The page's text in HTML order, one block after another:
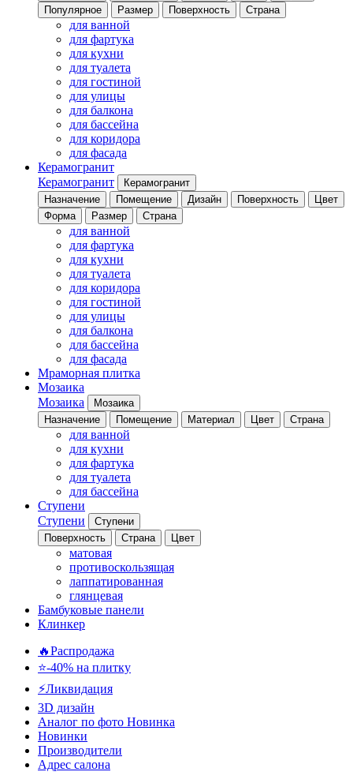
Популярное
Размер Поверхность Страна
для ванной
для фартука
для кухни
для туалета
для гостиной
для улицы
для балкона
для бассейна
для коридора
для фасада
Керамогранит
Керамогранит
Керамогранит
Назначение
Помещение Дизайн Поверхность
Цвет
Форма
Размер Страна
для ванной
для фартука
для кухни
для туалета
для коридора
для гостиной
для улицы
для балкона
для бассейна
для фасада
Мраморная плитка
Мозаика
Мозаика
Мозаика
Назначение
Помещение Материал Цвет Страна
для ванной
для кухни
для фартука
для туалета
для бассейна
Ступени
Ступени
Ступени
Поверхность
Страна Цвет
матовая
противоскользящая
лаппатированная
глянцевая
Бамбуковые панели
Клинкер
🔥Распродажа
⭐-40% на плитку
⚡️Ликвидация
3D дизайн
Аналог по фото Новинка
Новинки
Производители
Адрес салона